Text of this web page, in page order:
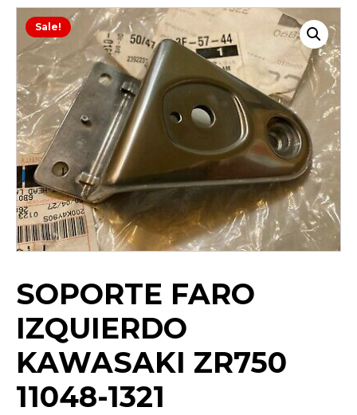
Sale!
SOPORTE FARO
IZQUIERDO
KAWASAKI ZR750
11048-1321